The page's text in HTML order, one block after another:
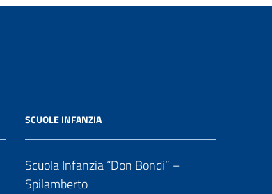
SCUOLE INFANZIA
Scuola Infanzia “Don Bondi” –
Spilamberto